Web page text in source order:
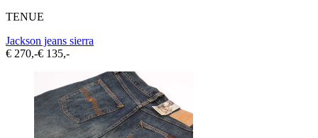
TENUE
Jackson jeans sierra
€ 270,-€ 135,-